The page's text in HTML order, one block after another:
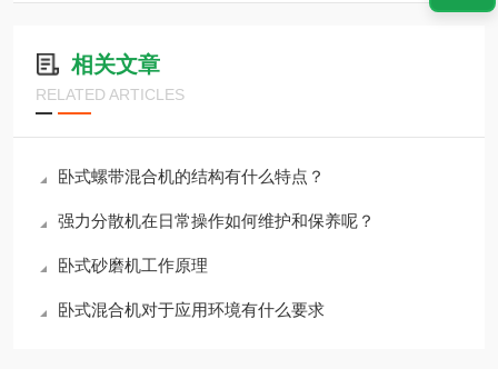
相关文章
RELATED ARTICLES
卧式螺带混合机的结构有什么特点？
强力分散机在日常操作如何维护和保养呢？
卧式砂磨机工作原理
卧式混合机对于应用环境有什么要求